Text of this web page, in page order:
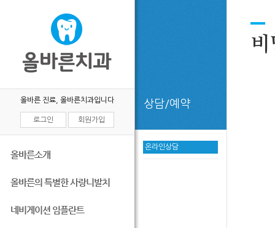
올바른 진료, 올바른치과입니다
로그인 회원가입
올바른소개
올바른의 특별한 사랑니발치
네비게이션 임플란트
상담/예약
온라인상담
비